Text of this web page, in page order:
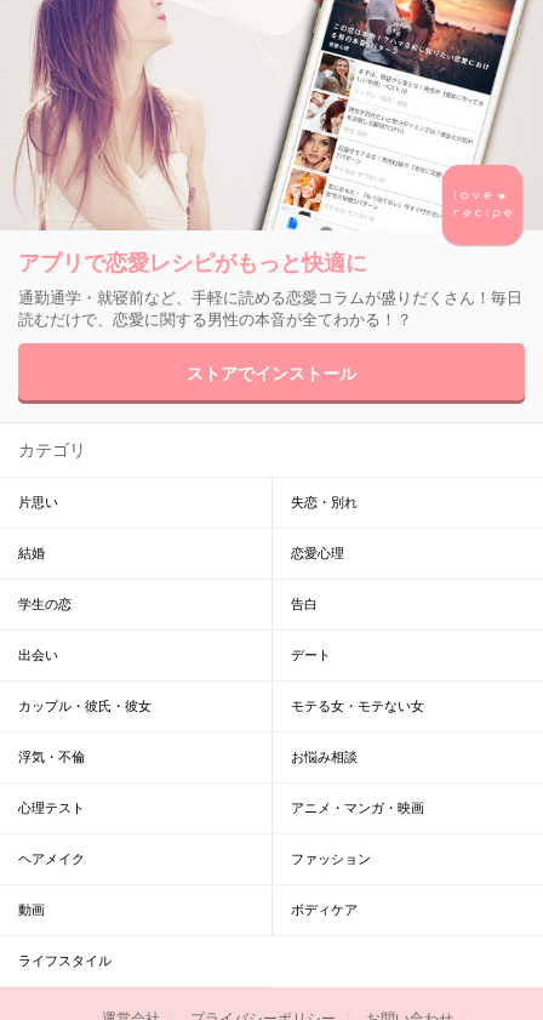
アプリで恋愛レシピがもっと快適に
通勤通学・就寝前など、手軽に読める恋愛コラムが盛りだくさん！毎日
読むだけで、恋愛に関する男性の本音が全てわかる！？
ストアでインストール
カテゴリ
片思い 失恋・別れ
結婚 恋愛心理
学生の恋 告白
出会い デート
カップル・彼氏・彼女 モテる女・モテない女
浮気・不倫 お悩み相談
心理テスト アニメ・マンガ・映画
ヘアメイク ファッション
動画 ボディケア
ライフスタイル